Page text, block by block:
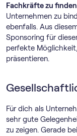
Fachkräfte zu finden
Unternehmen zu
ebenfalls. Aus
Sponsoring für
perfekte
präsentieren.
Für dich als
sehr gute
zu zeigen. Gerade